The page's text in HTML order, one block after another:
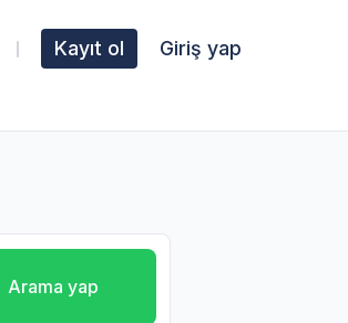
Kayıt ol Giriş yap
Arama yap